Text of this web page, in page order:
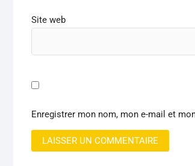
Site web
Enregistrer mon nom, mon e-mail et